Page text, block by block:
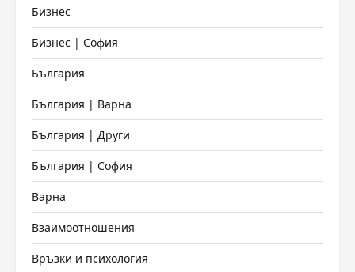
Бизнес
Бизнес | София
България
България | Варна
България | Други
България | София
Варна
Взаимоотношения
Връзки и психология